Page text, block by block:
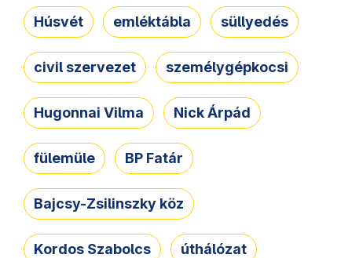
Húsvét emléktábla süllyedés
civil szervezet személygépkocsi
Hugonnai Vilma Nick Árpád
fülemüle BP Fatár
Bajcsy-Zsilinszky köz
Kordos Szabolcs úthálózat